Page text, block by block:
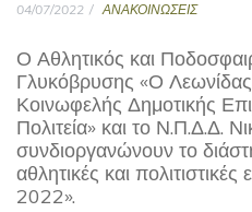
04/07/2022 ΑΝΑΚΟΙΝΩΣΕΙΣ
Ο Αθλητικός και
Γλυκόβρυσης «Ο
Κοινωφελής Δημοτικής
Πολιτεία» και το Ν.Π.Δ.Δ.
συνδιοργανώνουν το
αθλητικές και
2022».